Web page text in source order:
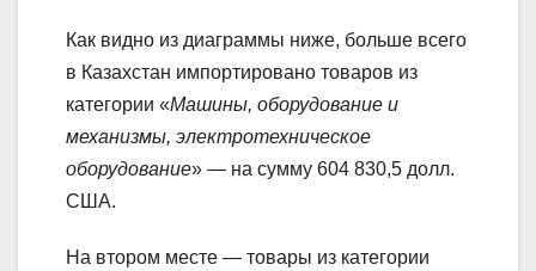
Как видно из диаграммы ниже, больше всего
в Казахстан импортировано товаров из
категории «Машины, оборудование и
механизмы, электротехническое
оборудование» — на сумму 604 830,5 долл.
США.
На втором месте — товары из категории